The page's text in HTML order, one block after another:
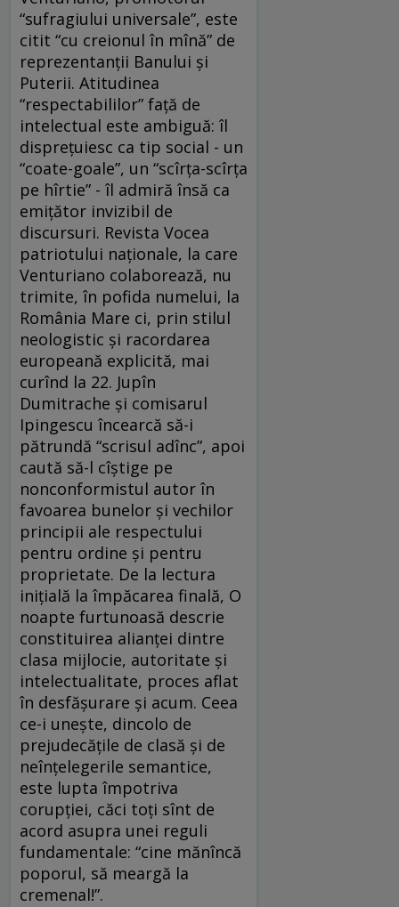
“sufragiului universale”, este
citit “cu creionul în mînă” de
reprezentanţii Banului şi
Puterii. Atitudinea
“respectabililor” faţă de
intelectual este ambiguă: îl
dispreţuiesc ca tip social - un
“coate-goale”, un “scîrţa-scîrţa
pe hîrtie” - îl admiră însă ca
emiţător invizibil de
discursuri. Revista Vocea
patriotului naţionale, la care
Venturiano colaborează, nu
trimite, în pofida numelui, la
România Mare ci, prin stilul
neologistic şi racordarea
europeană explicită, mai
curînd la 22. Jupîn
Dumitrache şi comisarul
Ipingescu încearcă să-i
pătrundă “scrisul adînc”, apoi
caută să-l cîştige pe
nonconformistul autor în
favoarea bunelor şi vechilor
principii ale respectului
pentru ordine şi pentru
proprietate. De la lectura
iniţială la împăcarea finală, O
noapte furtunoasă descrie
constituirea alianţei dintre
clasa mijlocie, autoritate şi
intelectualitate, proces aflat
în desfăşurare şi acum. Ceea
ce-i uneşte, dincolo de
prejudecăţile de clasă şi de
neînţelegerile semantice,
este lupta împotriva
corupţiei, căci toţi sînt de
acord asupra unei reguli
fundamentale: “cine mănîncă
poporul, să meargă la
cremenal!”.